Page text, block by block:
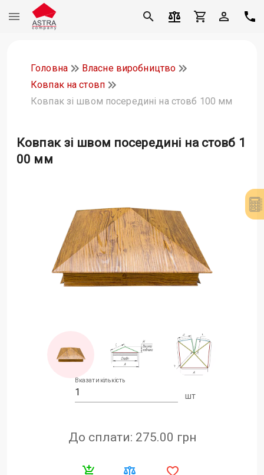
Головна
Власне виробництво
Ковпак на стовп
Ковпак зі швом посередині на стовб 100 мм
Ковпак зі швом посередині на стовб 1
00 мм
Вказати кількість
шт
До сплати: 275.00 грн